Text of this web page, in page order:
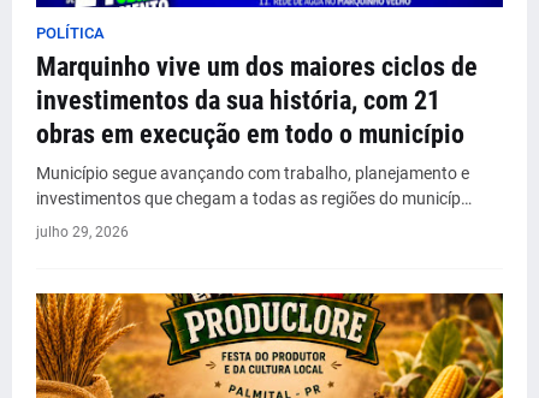
POLÍTICA
Marquinho vive um dos maiores ciclos de
investimentos da sua história, com 21
obras em execução em todo o município
Município segue avançando com trabalho, planejamento e
investimentos que chegam a todas as regiões do municíp…
julho 29, 2026